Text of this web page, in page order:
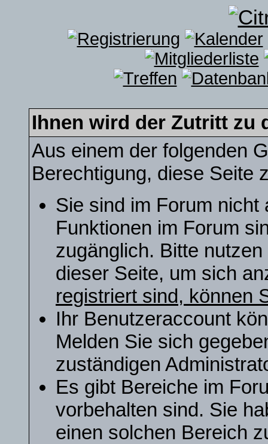
Ihnen wird der Zutritt zu
Aus einem der folgenden
Berechtigung, diese Seite
Sie sind im Forum nicht
Funktionen im Forum
zugänglich. Bitte
dieser Seite, um sich
registriert sind, können
Ihr Benutzeraccount
Melden Sie sich
zuständigen
Es gibt Bereiche im
vorbehalten sind. Sie
einen solchen Bereich